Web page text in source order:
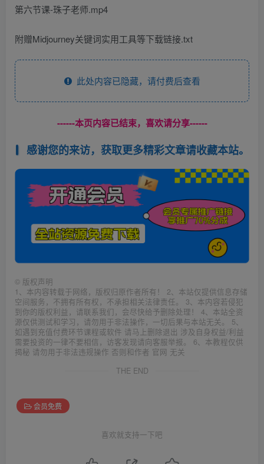
第六节课-珠子老师.mp4
附赠Midjourney关键词实用工具等下载链接.txt
此处内容已隐藏，请付费后查看
------本页内容已结束，喜欢请分享------
感谢您的来访，获取更多精彩文章请收藏本站。
© 版权声明
1、本内容转载于网络，版权归原作者所有！ 2、本站仅提供信息存储
空间服务，不拥有所有权，不承担相关法律责任。 3、本内容若侵犯
到你的版权利益，请联系我们，会尽快给予删除处理！ 4、本站全资
源仅供测试和学习，请勿用于非法操作，一切后果与本站无关。 5、
如遇到充值付费环节课程或软件 请马上删除退出 涉及自身权益/利益
需要投资的一律不要相信，访客发现请向客服举报。 6、本教程仅供
揭秘 请勿用于非法违规操作 否则和作者 官网 无关
THE END
会员免费
喜欢就支持一下吧